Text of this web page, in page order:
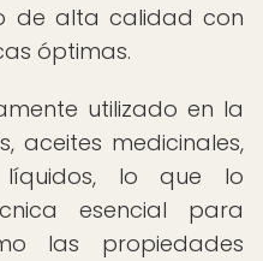
de alta calidad con
óptimas.
utilizado en la
aceites medicinales,
lo que lo
esencial para
las propiedades